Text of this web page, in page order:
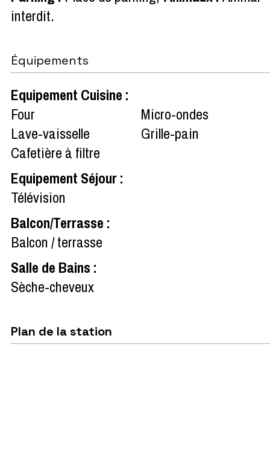
interdit
Équipements
Equipement Cuisine :
Four
Micro-ondes
Lave-vaisselle
Grille-pain
Cafetière à filtre
Equipement Séjour:
Télévision
Balcon/Terrasse :
Balcon / terrasse
Salle de Bains :
Sèche-cheveux
Plan de la station